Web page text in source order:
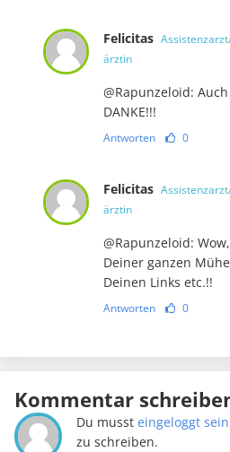
Felicitas
ärztin
@Rapunzeloid:
DANKE!!!
Antworten 0
Felicitas
ärztin
@Rapunzeloid:
Deiner ganzen
Deinen Links etc.!!
Antworten 0
Kommentar
Du mussteingeloggt sein
zu schreiben.